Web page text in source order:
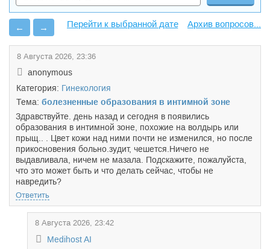
← → Архив вопросов...
8 Августа 2026, 23:36
anonymous
Категория: Гинекология
Тема: болезненные образования в интимной зоне
Здравствуйте. день назад и сегодня в появились
образования в интимной зоне, похожие на волдырь или
прыщ.. . Цвет кожи над ними почти не изменился, но после
прикосновения больно.зудит, чешется.Ничего не
выдавливала, ничем не мазала. Подскажите, пожалуйста,
что это может быть и что делать сейчас, чтобы не
навредить?
Ответить
8 Августа 2026, 23:42
Medihost AI